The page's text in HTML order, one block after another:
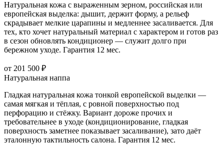
Натуральная кожа с выраженным зерном, российская или
европейская выделка: дышит, держит форму, а рельеф
скрадывает мелкие царапины и медленнее засаливается. Для
тех, кто хочет натуральный материал с характером и готов раз
в сезон обновлять кондиционер — служит долго при
бережном уходе. Гарантия 12 мес.
от 201 500 ₽
Натуральная наппа
Гладкая натуральная кожа тонкой европейской выделки —
самая мягкая и тёплая, с ровной поверхностью под
перфорацию и стёжку. Вариант дороже прочих и
требовательнее в уходе (кондиционирование, гладкая
поверхность заметнее показывает засаливание), зато даёт
эталонную тактильность салона. Гарантия 12 мес.